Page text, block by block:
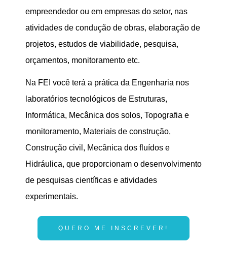
empreendedor ou em empresas do setor, nas
atividades de condução de obras, elaboração de
projetos, estudos de viabilidade, pesquisa,
orçamentos, monitoramento etc.
Na FEI você terá a prática da Engenharia nos
laboratórios tecnológicos de Estruturas,
Informática, Mecânica dos solos, Topografia e
monitoramento, Materiais de construção,
Construção civil, Mecânica dos fluídos e
Hidráulica, que proporcionam o desenvolvimento
de pesquisas científicas e atividades
experimentais.
QUERO ME INSCREVER!